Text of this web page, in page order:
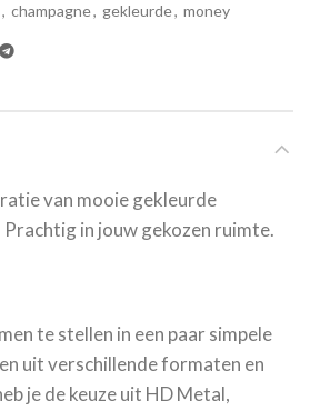
, champagne, gekleurde, money
van mooie gekleurde
Prachtig in jouw gekozen ruimte.
te stellen in een paar simpele
uit verschillende formaten en
je de keuze uit HD Metal,